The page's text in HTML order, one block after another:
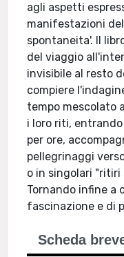
agli aspetti
manifestazioni
spontaneita'. Il
del viaggio
invisibile al resto
compiere
tempo mescolato
i loro riti,
per ore,
pellegrinaggi
o in singolari
Tornando infine a
fascinazione e di
Scheda